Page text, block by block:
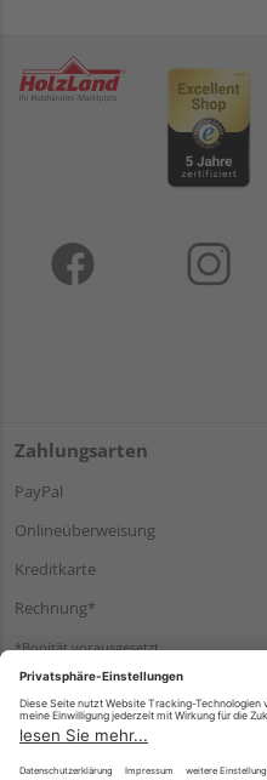
Zahlungsarten
PayPal
Onlineüberweisung
Kreditkarte
Rechnung*
*Bonität vorausgesetzt